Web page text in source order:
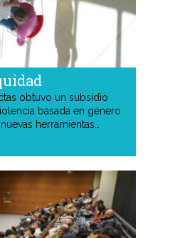
obtuvo un subsidio
basada en género
herramientas
la prevención, el
académicas de